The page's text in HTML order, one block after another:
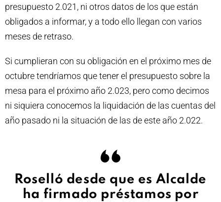
presupuesto 2.021, ni otros datos de los que están
obligados a informar, y a todo ello llegan con varios
meses de retraso.
Si cumplieran con su obligación en el próximo mes de
octubre tendríamos que tener el presupuesto sobre la
mesa para el próximo año 2.023, pero como decimos
ni siquiera conocemos la liquidación de las cuentas del
año pasado ni la situación de las de este año 2.022.
Roselló desde que es Alcalde
ha firmado préstamos por